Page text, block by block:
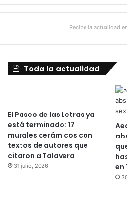
Recibe la actualidad
Toda la actualidad
El Paseo de las Letras ya
está terminado: 17
murales cerámicos con
textos de autores que
citaron a Talavera
31 julio, 2026
en